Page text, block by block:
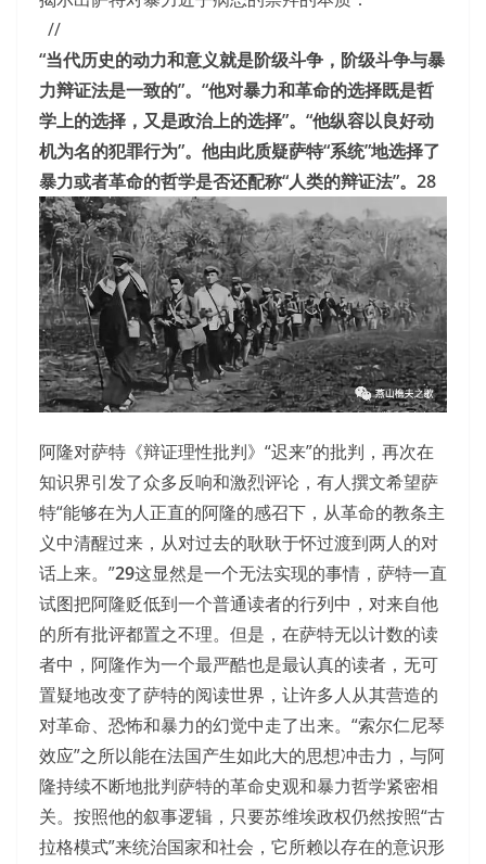
//
“当代历史的动力和意义就是阶级斗争，阶级斗争与暴
力辩证法是一致的”。“他对暴力和革命的选择既是哲
学上的选择，又是政治上的选择”。“他纵容以良好动
机为名的犯罪行为”。他由此质疑萨特“系统”地选择了
暴力或者革命的哲学是否还配称“人类的辩证法”。28
阿隆对萨特《辩证理性批判》“迟来”的批判，再次在
知识界引发了众多反响和激烈评论，有人撰文希望萨
特“能够在为人正直的阿隆的感召下，从革命的教条主
义中清醒过来，从对过去的耿耿于怀过渡到两人的对
话上来。”29这显然是一个无法实现的事情，萨特一直
试图把阿隆贬低到一个普通读者的行列中，对来自他
的所有批评都置之不理。但是，在萨特无以计数的读
者中，阿隆作为一个最严酷也是最认真的读者，无可
置疑地改变了萨特的阅读世界，让许多人从其营造的
对革命、恐怖和暴力的幻觉中走了出来。“索尔仁尼琴
效应”之所以能在法国产生如此大的思想冲击力，与阿
隆持续不断地批判萨特的革命史观和暴力哲学紧密相
关。按照他的叙事逻辑，只要苏维埃政权仍然按照“古
拉格模式”来统治国家和社会，它所赖以存在的意识形